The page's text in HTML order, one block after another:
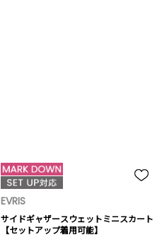
EVRIS
サイドギャザースウェットミニスカート
【セットアップ着用可能】